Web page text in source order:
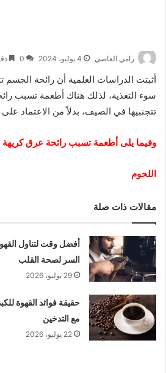
رامي العاصي 4 يوليو، 2024 0
أثبتت الدراسات العلمية أن رائحة الجسم
سوء التغذية، لذلك هناك أطعمة تسبب
تتجنبيها في الصيف، بدلاً من الاعتماد
وفيما يلى أطعمة تسبب رائحة عرق كريهة
اللحوم
مقالات ذات صلة
أفضل وقت لتناول
السر لصحة القلب
29 يوليو، 2026
حقيقة فوائد القهوة
مع التدخين
22 يوليو، 2026